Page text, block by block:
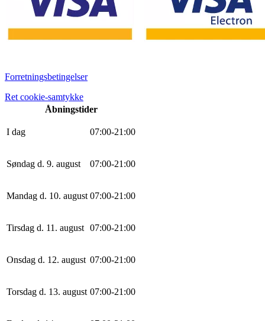
Forretningsbetingelser
Ret cookie-samtykke
Åbningstider
I dag 07:00-21 :00
Søndag d. 9. august 07:00-21 :00
Mandag d. 10. august 07:00-21 :00
Tirsdag d. 11. august 07:00-21 :00
Onsdag d. 12. august 07:00-21 :00
Torsdag d. 13. august 07:00-21 :00